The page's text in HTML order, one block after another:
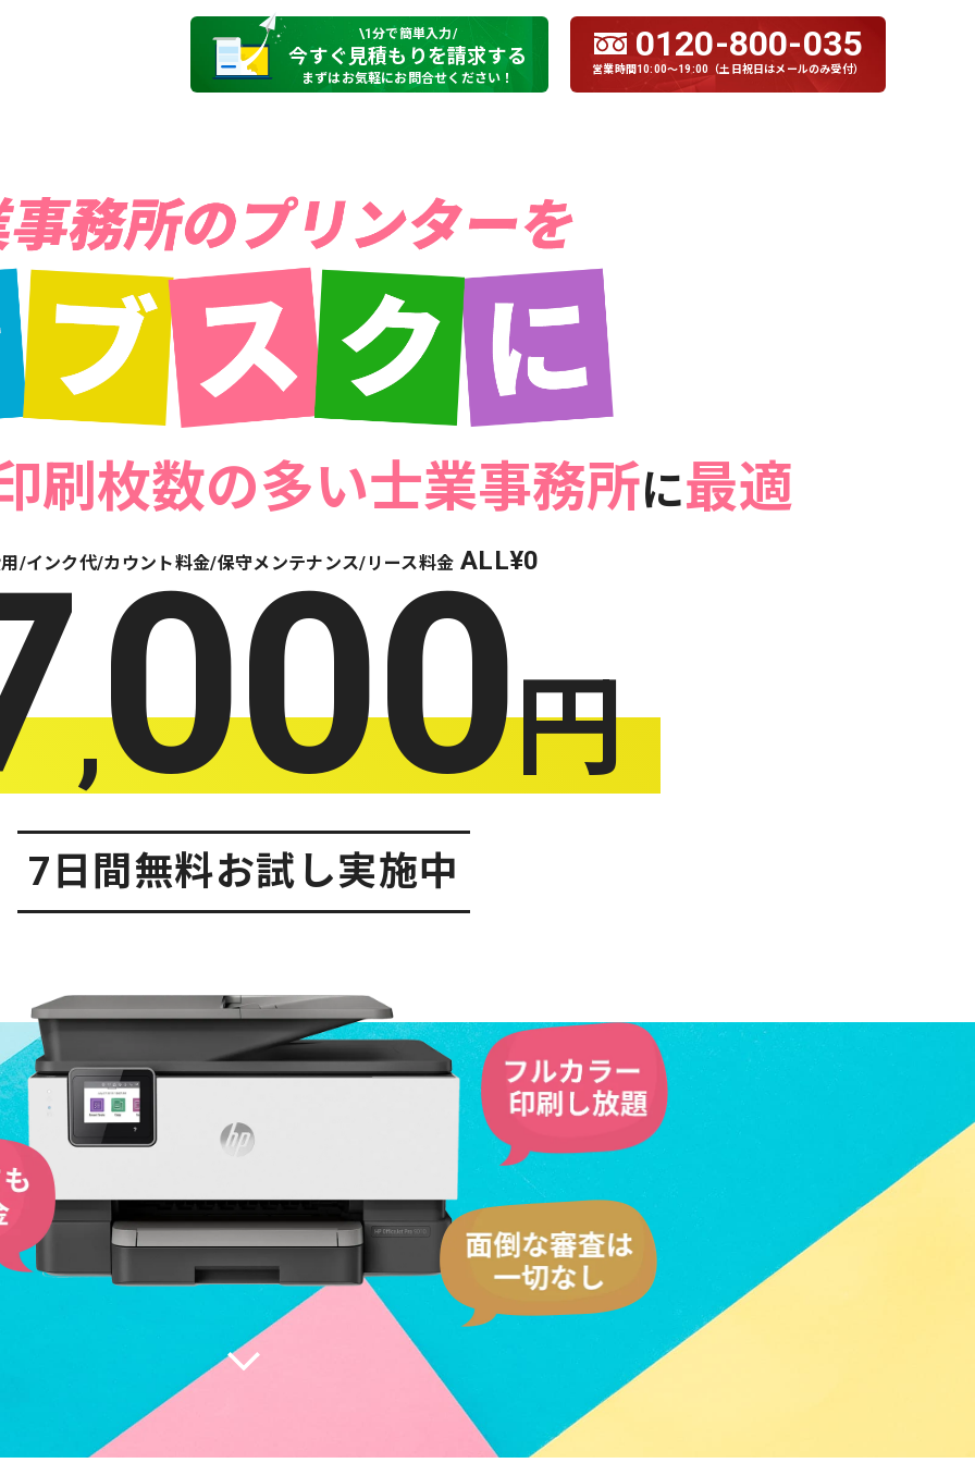
\1分で簡単入力/
今すぐ見積もりを請求する
まずはお気軽にお問合せください！
0120-800-035
営業時間10:00～19:00（土日祝日はメールのみ受付）
刷枚数の多い士業事務所に最適
/インク代/カウント料金/保守メンテナンス/リース料金 ALL¥0
,000円
7日間無料お試し実施中